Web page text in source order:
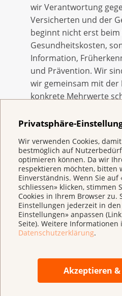
Privatsphäre-
Wir verwenden Cookies,
bestmöglich auf
optimieren können. Da wir
respektieren möchten, bitten
Einverständnis. Wenn Sie auf
schliessen» klicken, stimmen
Cookies in Ihrem Browser zu.
Einstellungen jederzeit in
Einstellungen» anpassen
Seite). Weitere Informationen
Datenschutzerklärung.
Akzeptieren
wir Verantwortung
Versicherten und der
beginnt nicht erst beim
Gesundheitskosten,
Information,
und Prävention. Wir
wir gemeinsam mit der
konkrete Mehrwerte
Die KPT ist die erste
das Ziel, Prävention und
zu stärken und Menschen in
herausfordernden
Kontakt für
Beni Meier
058 310 97 807
kommunikation@kpt.ch